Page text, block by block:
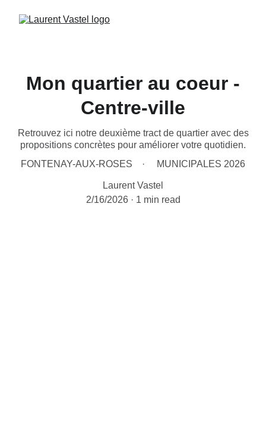
Mon quartier au coeur -
Centre-ville
Retrouvez ici notre deuxième tract de quartier avec des
propositions concrètes pour améliorer votre quotidien.
FONTENAY-AUX-ROSES
MUNICIPALES 2026
Laurent Vastel
2/16/2026
1 min read